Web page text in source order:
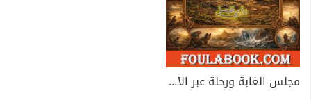
مجلس الغابة ورحلة عبر الأزمان